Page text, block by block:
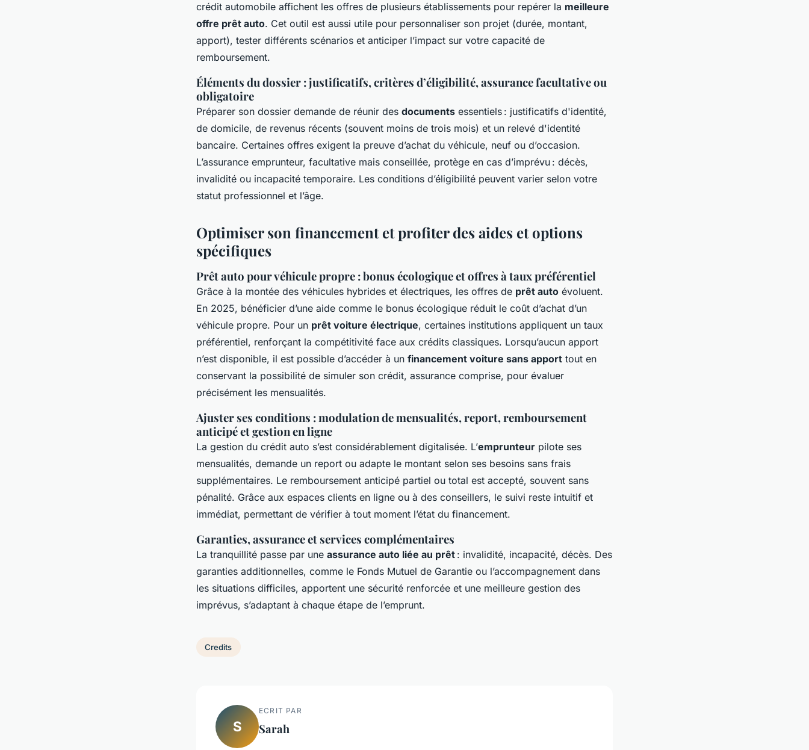
crédit automobile affichent les offres de plusieurs établissements pour repérer la meilleure
offre prêt auto. Cet outil est aussi utile pour personnaliser son projet (durée, montant,
apport), tester différents scénarios et anticiper l’impact sur votre capacité de
remboursement.
Éléments du dossier : justificatifs, critères d’éligibilité, assurance facultative ou
obligatoire
Préparer son dossier demande de réunir des documents essentiels : justificatifs d'identité,
de domicile, de revenus récents (souvent moins de trois mois) et un relevé d'identité
bancaire. Certaines offres exigent la preuve d’achat du véhicule, neuf ou d’occasion.
L’assurance emprunteur, facultative mais conseillée, protège en cas d’imprévu : décès,
invalidité ou incapacité temporaire. Les conditions d’éligibilité peuvent varier selon votre
statut professionnel et l’âge.
Optimiser son financement et profiter des aides et options
spécifiques
Prêt auto pour véhicule propre : bonus écologique et offres à taux préférentiel
Grâce à la montée des véhicules hybrides et électriques, les offres de prêt auto évoluent.
En 2025, bénéficier d’une aide comme le bonus écologique réduit le coût d’achat d’un
véhicule propre. Pour un prêt voiture électrique, certaines institutions appliquent un taux
préférentiel, renforçant la compétitivité face aux crédits classiques. Lorsqu’aucun apport
n’est disponible, il est possible d’accéder à un financement voiture sans apport tout en
conservant la possibilité de simuler son crédit, assurance comprise, pour évaluer
précisément les mensualités.
Ajuster ses conditions : modulation de mensualités, report, remboursement
anticipé et gestion en ligne
La gestion du crédit auto s’est considérablement digitalisée. L’emprunteur pilote ses
mensualités, demande un report ou adapte le montant selon ses besoins sans frais
supplémentaires. Le remboursement anticipé partiel ou total est accepté, souvent sans
pénalité. Grâce aux espaces clients en ligne ou à des conseillers, le suivi reste intuitif et
immédiat, permettant de vérifier à tout moment l’état du financement.
Garanties, assurance et services complémentaires
La tranquillité passe par une assurance auto liée au prêt : invalidité, incapacité, décès. Des
garanties additionnelles, comme le Fonds Mutuel de Garantie ou l’accompagnement dans
les situations difficiles, apportent une sécurité renforcée et une meilleure gestion des
imprévus, s’adaptant à chaque étape de l’emprunt.
Credits
S
ECRIT PAR
Sarah